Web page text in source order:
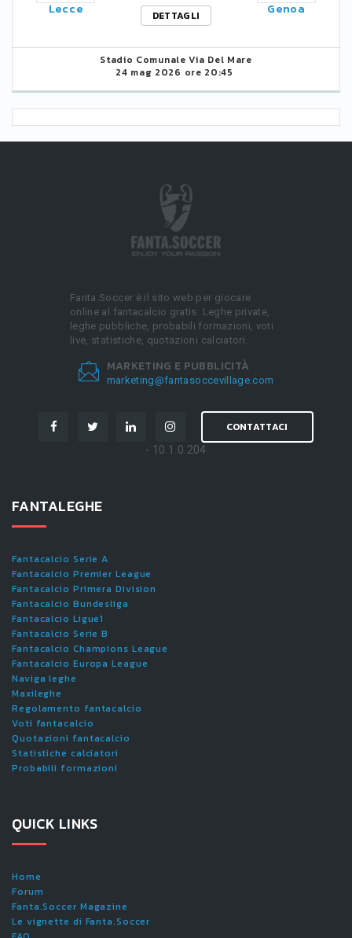
Lecce
DETTAGLI
Genoa
Stadio Comunale Via Del Mare
24 mag 2026 ore 20:45
Fanta.Soccer è il sito web per giocare
online al fantacalcio gratis. Leghe private,
leghe pubbliche, probabili formazioni, voti
live, statistiche, quotazioni calciatori.
MARKETING E PUBBLICITÀ
marketing@fantasoccevillage.com
CONTATTACI
- 10.1.0.204
FANTALEGHE
Fantacalcio Serie A
Fantacalcio Premier League
Fantacalcio Primera Division
Fantacalcio Bundesliga
Fantacalcio Ligue1
Fantacalcio Serie B
Fantacalcio Champions League
Fantacalcio Europa League
Naviga leghe
Maxileghe
Regolamento fantacalcio
Voti fantacalcio
Quotazioni fantacalcio
Statistiche calciatori
Probabili formazioni
QUICK LINKS
Home
Forum
Fanta.Soccer Magazine
Le vignette di Fanta.Soccer